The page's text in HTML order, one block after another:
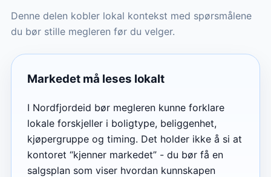
Denne delen kobler lokal kontekst med spørsmålene
du bør stille megleren før du velger.
Markedet må leses lokalt
I Nordfjordeid bør megleren kunne forklare
lokale forskjeller i boligtype, beliggenhet,
kjøpergruppe og timing. Det holder ikke å si at
kontoret “kjenner markedet” - du bør få en
salgsplan som viser hvordan kunnskapen